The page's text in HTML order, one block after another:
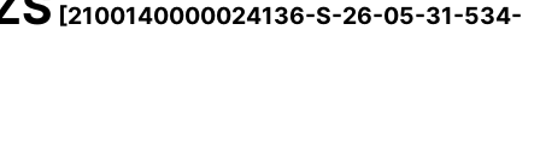
[2100140000024136-S-26-05-31-534-